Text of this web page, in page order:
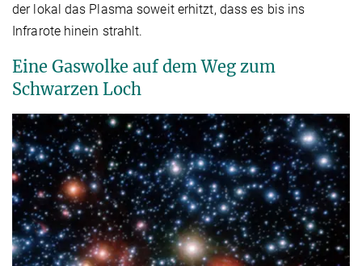
der lokal das Plasma soweit erhitzt, dass es bis ins
Infrarote hinein strahlt.
Eine Gaswolke auf dem Weg zum
Schwarzen Loch